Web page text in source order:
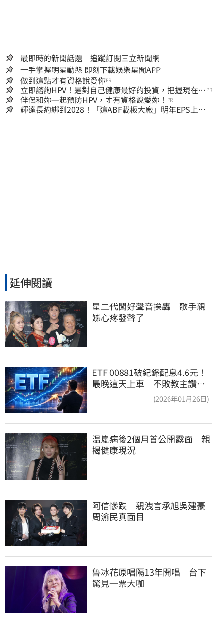
最即時的新聞話題 追蹤訂閱三立新聞網
一手掌握明星動態 即刻下載娛樂星聞APP
做到這點才有資格說愛你PR
立即諮詢HPV！是對自己健康最好的投資，把握現在不
嫌晚！
PR
伴侶和妳一起預防HPV，才有資格說愛妳！ PR
輝達長約綁到2028！「這ABF載板大廠」明年EPS上看
延伸閱讀
星二代闖好聲音挨轟　歌手親
姊心疼發聲了
ETF 00881破紀錄配息4.6元！
最晚這天上車 不敗教主讚：
(2026年01月26日)
温嵐病後2個月首公開露面　親
揭健康現況
阿信慘跌　親洩言承旭吳建豪
周渝民真面目
魯冰花原唱隔13年開唱　台下
驚見一票大咖